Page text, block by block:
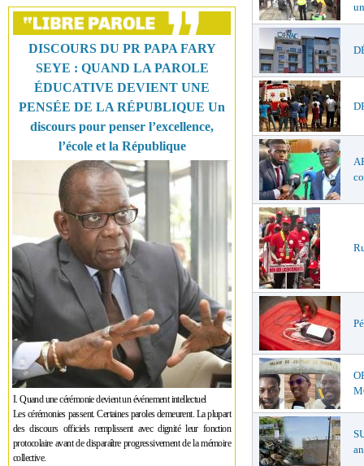
DISCOURS DU PR PAPA FARY
SEYE : QUAND LA PAROLE
ÉDUCATIVE DEVIENT UNE
PENSÉE DE LA RÉPUBLIQUE Un
discours pour penser l’excellence,
l’école et la République
I. Quand une cérémonie devient un événement intellectuel
Les cérémonies passent. Certaines paroles demeurent. La plupart
des discours officiels remplissent avec dignité leur fonction
protocolaire avant de disparaître progressivement de la mémoire
collective.